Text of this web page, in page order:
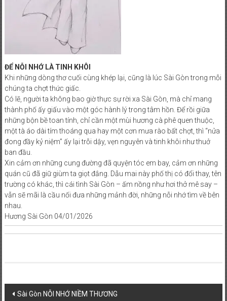
ĐỂ NỖI NHỚ LÀ TINH KHÔI
Khi những dòng thơ cuối cùng khép lại, cũng là lúc Sài Gòn trong mỗi
chúng ta chợt thức giấc.
Có lẽ, người ta không bao giờ thực sự rời xa Sài Gòn, mà chỉ mang
thành phố ấy giấu vào một góc hành lý trong tâm hồn. Để rồi giữa
những bộn bề toan tính, chỉ cần một mùi hương cà phê quen thuộc,
một tà áo dài tím thoáng qua hay một cơn mưa rào bất chợt, thì “nửa
đong đầy kỷ niệm” ấy lại trỗi dậy, vẹn nguyên và tinh khôi như thuở
ban đầu.
Xin cảm ơn những cung đường đã quyện tóc em bay, cảm ơn những
quán cũ đã giữ giùm ta giọt đắng. Dẫu mai này phố thị có đổi thay, tên
trường có khác, thì cái tình Sài Gòn – ấm nồng như hơi thở mê say –
vẫn sẽ mãi là cầu nối đưa những mảnh đời, những nỗi nhớ tìm về bên
nhau.
Hương Sài Gòn 04/01/2026
Post
Sài Gòn NỖI NHỚ NIỀM THƯƠNG